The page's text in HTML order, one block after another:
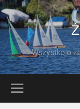
Wszystko o